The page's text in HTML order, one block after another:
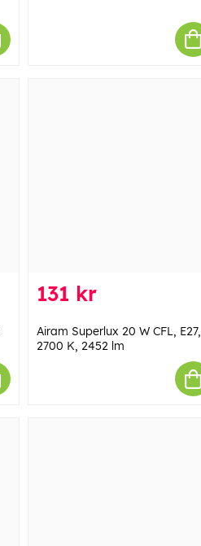
131 kr
Airam Superlux 20 W CFL, E27,
2700 K, 2452 lm